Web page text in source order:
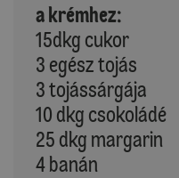
a krémhez:
15dkg cukor
3 egész tojás
3 tojássárgája
10 dkg csokoládé
25 dkg margarin
4 banán